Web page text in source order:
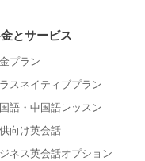
とサービス
プラン
スネイティブプラン
語・中国語レッスン
向け英会話
ネス英会話オプション